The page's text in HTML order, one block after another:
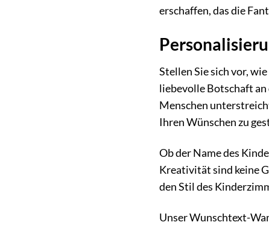
erschaffen, das die
Stellen Sie sich vor,
liebevolle Botschaft an
Menschen
Ihren Wünschen zu
Ob der Name des
Kreativität sind keine
den Stil des
Unser Wunschtext-